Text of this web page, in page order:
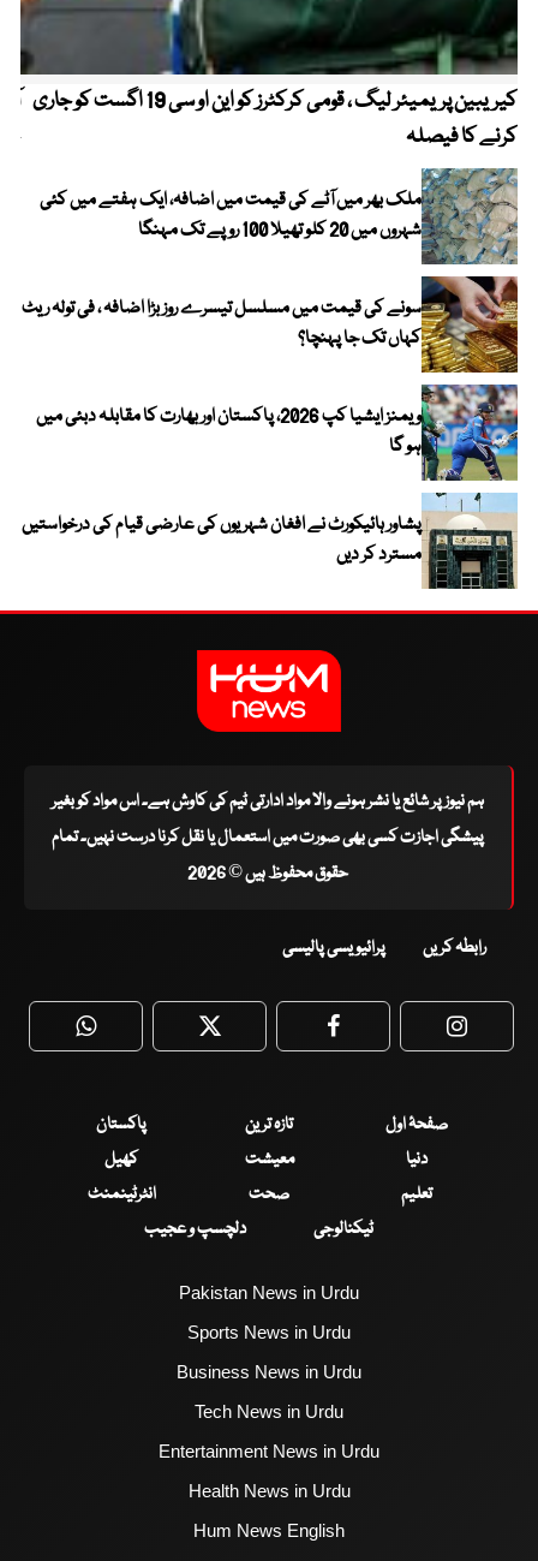
کیریبین پریمیئر لیگ ، قومی کرکٹرز کو این او سی 19 اگست کو جاری
کرنے کا فیصلہ
ملک بھر میں آٹے کی قیمت میں اضافہ، ایک ہفتے میں کئی
شہروں میں 20 کلو تھیلا 100 روپے تک مہنگا
سونے کی قیمت میں مسلسل تیسرے روز بڑا اضافہ ، فی تولہ ریٹ
کہاں تک جا پہنچا؟
ویمنز ایشیا کپ 2026، پاکستان اور بھارت کا مقابلہ دبئی میں
ہو گا
پشاور ہائیکورٹ نے افغان شہریوں کی عارضی قیام کی درخواستیں
مسترد کر دیں
ہم نیوز پر شائع یا نشر ہونے والا مواد ادارتی ٹیم کی کاوش ہے۔ اس مواد کو بغیر
پیشگی اجازت کسی بھی صورت میں استعمال یا نقل کرنا درست نہیں۔ تمام
حقوق محفوظ ہیں © 2026
رابطہ کریں پرائیویسی پالیسی
WhatsApp Twitter Facebook
صفحۂ اول تازہ ترین
پاکستان
دنیا
معیشت
کھیل
تعلیم
صحت
انٹرٹینمنٹ
ٹیکنالوجی
دلچسپ و عجیب
Pakistan News in Urdu
Sports News in Urdu
Business News in Urdu
Tech News in Urdu
Entertainment News in Urdu
Health News in Urdu
Hum News English